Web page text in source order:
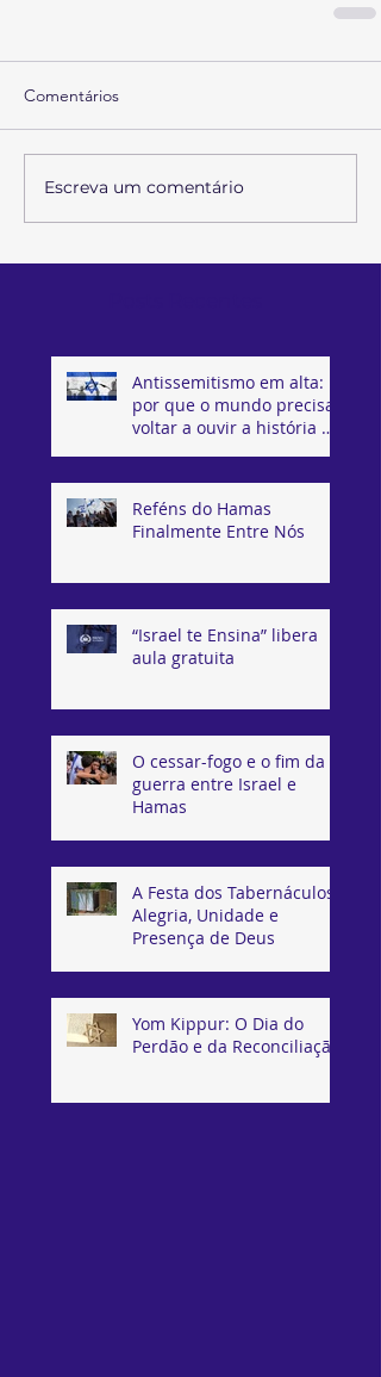
Comentários
Escreva um comentário
Antissemitismo em alta:
por que o mundo precisa
voltar a ouvir a história de
Reféns do Hamas
Finalmente Entre Nós
“Israel te Ensina” libera
aula gratuita
O cessar-fogo e o fim da
guerra entre Israel e
Hamas
A Festa dos Tabernáculos:
Alegria, Unidade e
Presença de Deus
Yom Kippur: O Dia do
Perdão e da Reconciliação